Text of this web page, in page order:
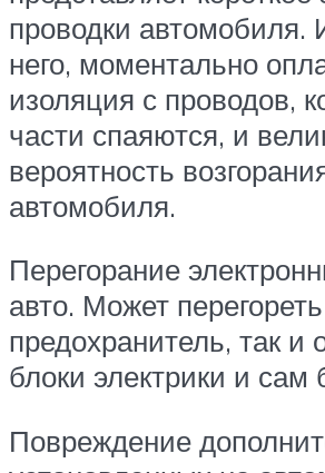
проводки
него, моментально
изоляция с проводов,
части спаяются, и
вероятность
автомобиля.
Перегорание
авто. Может
предохранитель, так и
блоки электрики и сам
Повреждение